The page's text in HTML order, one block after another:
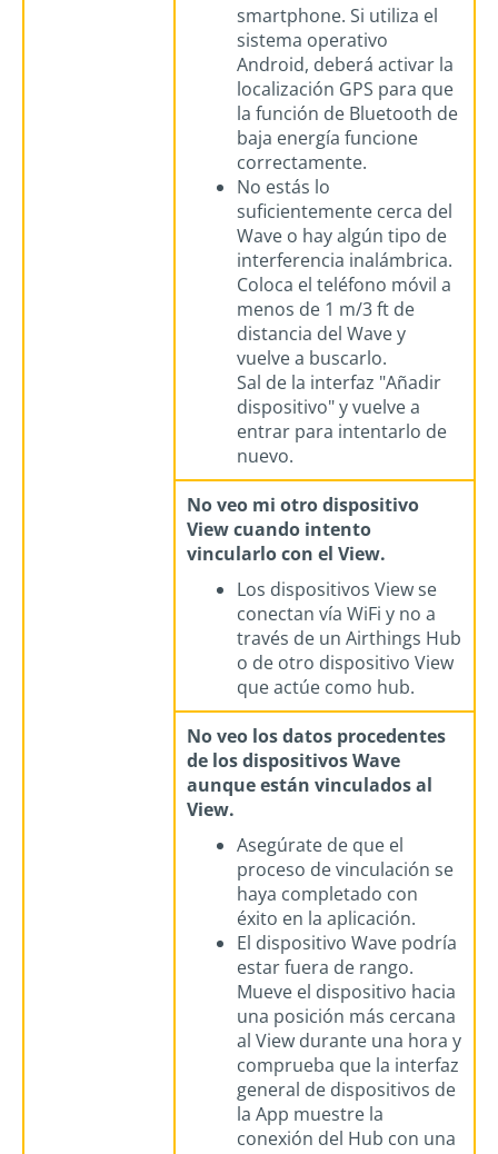
smartphone. Si utiliza el
sistema operativo
Android, deberá activar la
localización GPS para que
la función de Bluetooth de
baja energía funcione
correctamente.
No estás lo
suficientemente cerca del
Wave o hay algún tipo de
interferencia inalámbrica.
Coloca el teléfono móvil a
menos de 1 m/3 ft de
distancia del Wave y
vuelve a buscarlo.
Sal de la interfaz "Añadir
dispositivo" y vuelve a
entrar para intentarlo de
nuevo.
No veo mi otro dispositivo
View cuando intento
vincularlo con el View.
Los dispositivos View se
conectan vía WiFi y no a
través de un Airthings Hub
o de otro dispositivo View
que actúe como hub.
No veo los datos procedentes
de los dispositivos Wave
aunque están vinculados al
View.
Asegúrate de que el
proceso de vinculación se
haya completado con
éxito en la aplicación.
El dispositivo Wave podría
estar fuera de rango.
Mueve el dispositivo hacia
una posición más cercana
al View durante una hora y
comprueba que la interfaz
general de dispositivos de
la App muestre la
conexión del Hub con una